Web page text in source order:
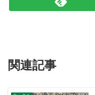
関連記事